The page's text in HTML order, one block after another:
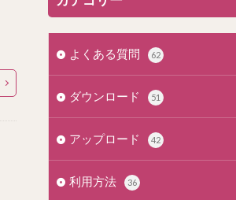
よくある質問 62
ダウンロード 51
アップロード 42
利用方法 36